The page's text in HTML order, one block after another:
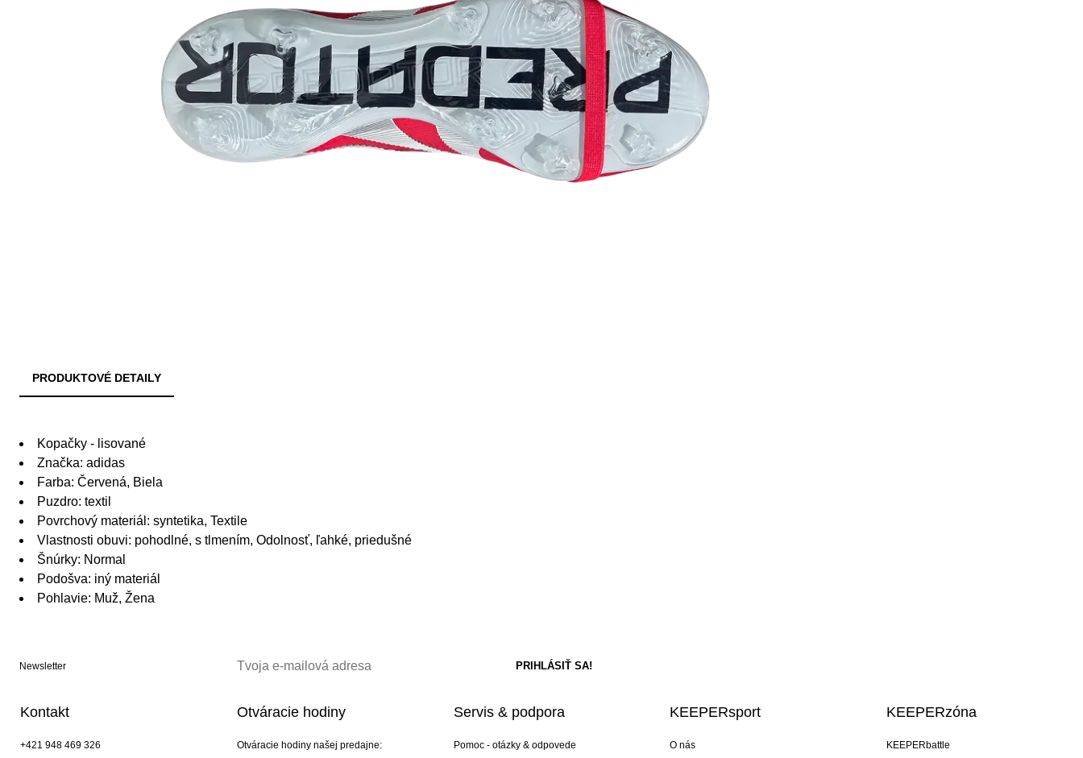
PRODUKTOVÉ DETAILY
Kopačky - lisované
Značka: adidas
Farba: Červená, Biela
Puzdro: textil
Povrchový materiál: syntetika, Textile
Vlastnosti obuvi: pohodlné, s tlmením, Odolnosť, ľahké, priedušné
Šnúrky: Normal
Podošva: iný materiál
Pohlavie: Muž, Žena
Newsletter
Kontakt
+421 948 469 326
Otváracie hodiny
Otváracie hodiny našej predajne:
Servis & podpora
Pomoc - otázky & odpovede
KEEPERsport
O nás
KEEPERzóna
KEEPERbattle